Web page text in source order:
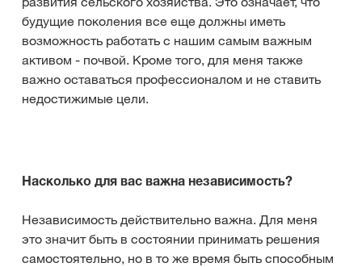
будущие поколения все еще должны иметь
возможность работать с нашим самым важным
активом - почвой. Кроме того, для меня также
важно оставаться профессионалом и не ставить
недостижимые цели.
Насколько для вас важна независимость?
Независимость действительно важна. Для меня
это значит быть в состоянии принимать решения
самостоятельно, но в то же время быть способным